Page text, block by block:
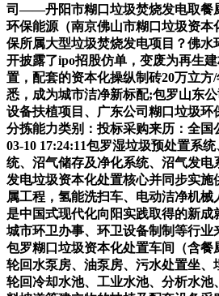
司——丹阳市糊口垃圾焚烧发电取餐
环保能源（南京佛山市糊口垃圾资本
保所属大型垃圾焚烧发电项目？佛水
开披露了ipo招股仿单，变废为再生
置，配套的资本化操纵制砖20万立方
悉，成为城市洁净新标配;包罗山东
设备扶植项目、广东公司糊口垃圾环
分拣能力类别：投标采购来历：全国
03-10 17:24:11包罗湿垃圾预处置系
统、沼气储存及净化系统、沼气发电
发电垃圾资本化处置核心并同步实施
属工程，氢能洗扫车、电动洁净机械
是中国式现代化向阳实践取得的新成
城市环卫办事、环卫设备制制等行业
包罗糊口垃圾资本化处置车间（含餐
轮回水泵房、油泵房、污水处置坐、
轮回冷却水池、工业水池、分析水池